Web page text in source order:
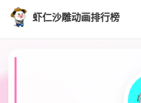
虾仁沙雕动画排行榜